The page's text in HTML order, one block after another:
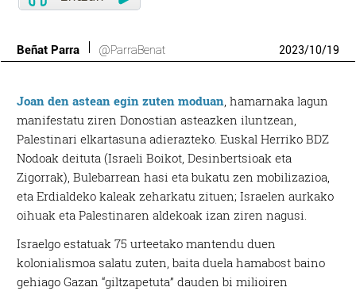
Beñat Parra @ParraBenat 2023/10/19
Joan den astean egin zuten moduan , hamarnaka lagun
manifestatu ziren Donostian asteazken iluntzean,
Palestinari elkartasuna adierazteko. Euskal Herriko BDZ
Nodoak deituta (Israeli Boikot, Desinbertsioak eta
Zigorrak), Bulebarrean hasi eta bukatu zen mobilizazioa,
eta Erdialdeko kaleak zeharkatu zituen; Israelen aurkako
oihuak eta Palestinaren aldekoak izan ziren nagusi.
Israelgo estatuak 75 urteetako mantendu duen
kolonialismoa salatu zuten, baita duela hamabost baino
gehiago Gazan “giltzapetuta” dauden bi milioiren